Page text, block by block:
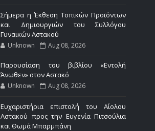
Σήμερα η Έκθεση Τοπικών Προϊόντων
και Δημιουργιών του Συλλόγου
Γυναικών Αστακού
Unknown Aug 08, 2026
Παρουσίαση του βιβλίου «Εντολή
Άνωθεν» στον Αστακό
Unknown Aug 08, 2026
Ευχαριστήρια επιστολή του Αίολου
Αστακού προς την Ευγενία Πιτσούλια
και Θωμά Μπαρμπάνη